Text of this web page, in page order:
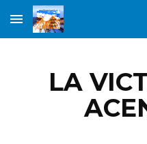
Skip to main content
LA